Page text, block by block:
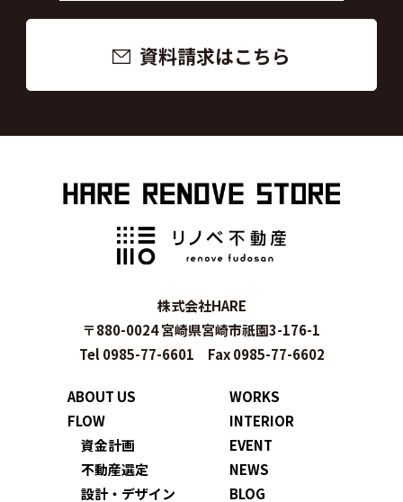
資料請求はこちら
株式会社HARE
〒880-0024 宮崎県宮崎市祇園3-176-1
Tel 0985-77-6601 Fax 0985-77-6602
ABOUT US
FLOW
資金計画
不動産選定
設計・デザイン
WORKS
INTERIOR
EVENT
NEWS
BLOG